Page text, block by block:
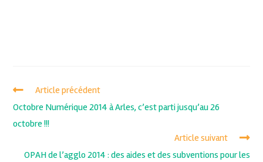
Article précédent
Octobre Numérique 2014 à Arles, c’est parti jusqu’au 26
octobre !!!
Article suivant
OPAH de l’agglo 2014 : des aides et des subventions pour les